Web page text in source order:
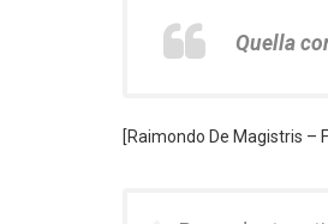
Quella
[Raimondo De Magistris –